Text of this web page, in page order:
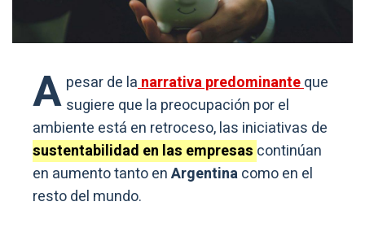
A pesar de lanarrativa predominanteque
sugiere que la preocupación por el
ambiente está en retroceso, las iniciativas de
sustentabilidad en las empresas continúan
en aumento tanto enArgentinacomo en el
resto del mundo.